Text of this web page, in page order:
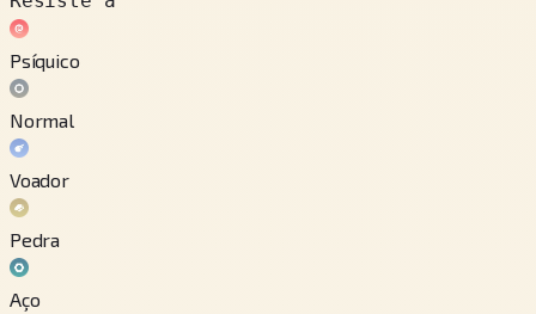
Psíquico
Normal
Voador
Pedra
Aço